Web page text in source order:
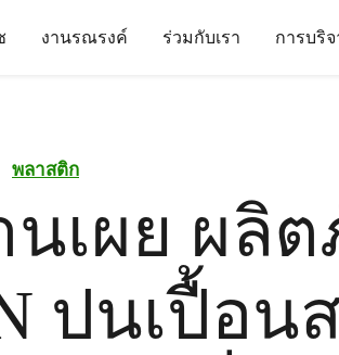
งานรณรงค์ ร่วมกับเรา การบริ
พลาสติก
นเผย ผลิ
ปนเปื้อน